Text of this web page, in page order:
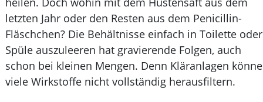
letzten Jahr oder den Resten aus dem Penicillin-
Fläschchen? Die Behältnisse einfach in Toilette
Spüle auszuleeren hat gravierende Folgen, auch
schon bei kleinen Mengen. Denn Kläranlagen
viele Wirkstoffe nicht vollständig herausfiltern.